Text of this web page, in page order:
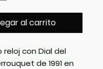
al carrito
reloj con Dial del
de 1991 en